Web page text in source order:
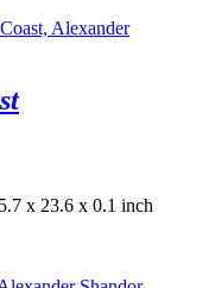
x 23.6 x 0.1 inch